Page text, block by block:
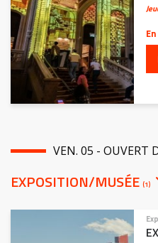
VEN. 05 - OUVERT
EXPOSITION/MUSÉE (1)